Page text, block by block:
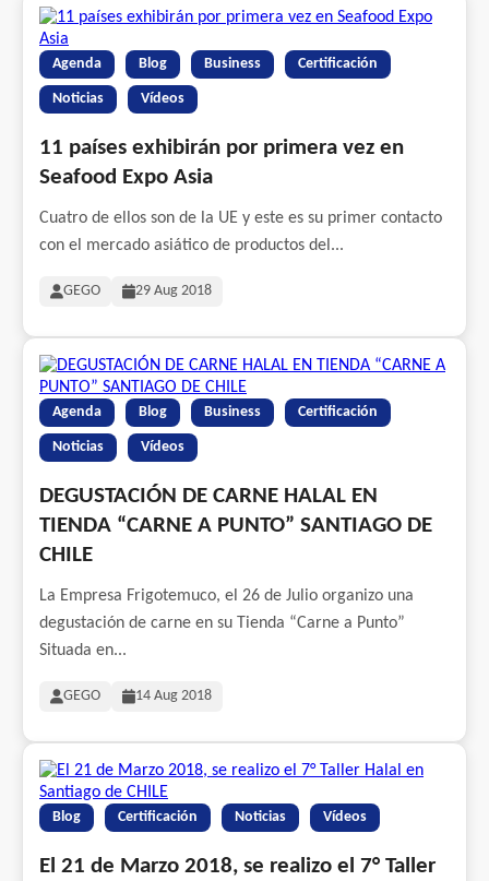
Agenda Blog Business Certificación
Noticias Vídeos
11 países exhibirán por primera vez en
Seafood Expo Asia
Cuatro de ellos son de la UE y este es su primer contacto
con el mercado asiático de productos del...
GEGO 29 Aug 2018
Agenda Blog Business Certificación
Noticias Vídeos
DEGUSTACIÓN DE CARNE HALAL EN
TIENDA “CARNE A PUNTO” SANTIAGO DE
CHILE
La Empresa Frigotemuco, el 26 de Julio organizo una
degustación de carne en su Tienda “Carne a Punto”
Situada en...
GEGO 14 Aug 2018
Blog Certificación Noticias Vídeos
El 21 de Marzo 2018, se realizo el 7° Taller